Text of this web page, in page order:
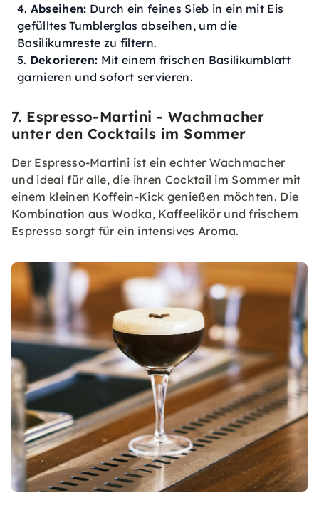
Abseihen: Durch ein feines Sieb in ein mit Eis
gefülltes Tumblerglas abseihen, um die
Basilikumreste zu filtern.
Dekorieren: Mit einem frischen Basilikumblatt
garnieren und sofort servieren.
7. Espresso-Martini - Wachmacher
unter den Cocktails im Sommer
Der Espresso-Martini ist ein echter Wachmacher
und ideal für alle, die ihren Cocktail im Sommer mit
einem kleinen Koffein-Kick genießen möchten. Die
Kombination aus Wodka, Kaffeelikör und frischem
Espresso sorgt für ein intensives Aroma.